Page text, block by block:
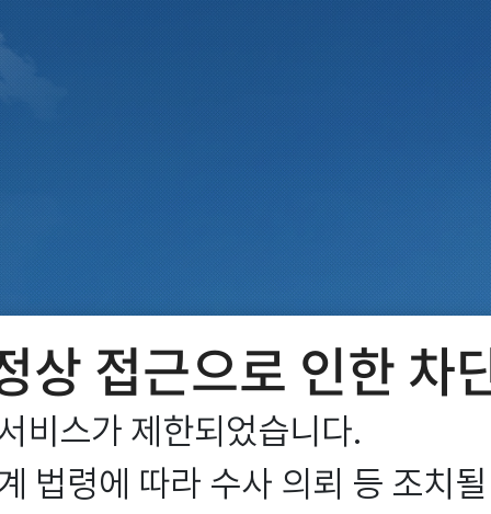
상 접근으로 인한 차
비스가 제한되었습니다.
법령에 따라 수사 의뢰 등 조치